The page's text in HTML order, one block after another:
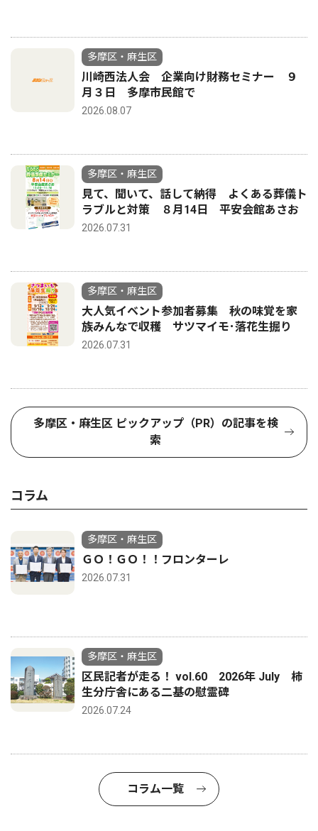
多摩区・麻生区
川崎西法人会 企業向け財務セミナー ９
月３日 多摩市民館で
2026.08.07
多摩区・麻生区
見て、聞いて、話して納得 よくある葬儀ト
ラブルと対策 ８月14日 平安会館あさお
2026.07.31
多摩区・麻生区
大人気イベント参加者募集 秋の味覚を家
族みんなで収穫 サツマイモ･落花生掘り
2026.07.31
多摩区・麻生区 ピックアップ（PR）の記事を検
索
コラム
多摩区・麻生区
ＧＯ！ＧＯ！！フロンターレ
2026.07.31
多摩区・麻生区
区民記者が走る！ vol.60 2026年 July 柿
生分庁舎にある二基の慰霊碑
2026.07.24
コラム一覧